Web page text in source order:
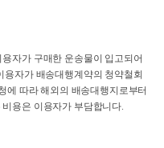
자가 구매한 운송물이 입고되어
자가 배송대행계약의 청약철회
에 따라 해외의 배송대행지로부터
용은 이용자가 부담합니다.